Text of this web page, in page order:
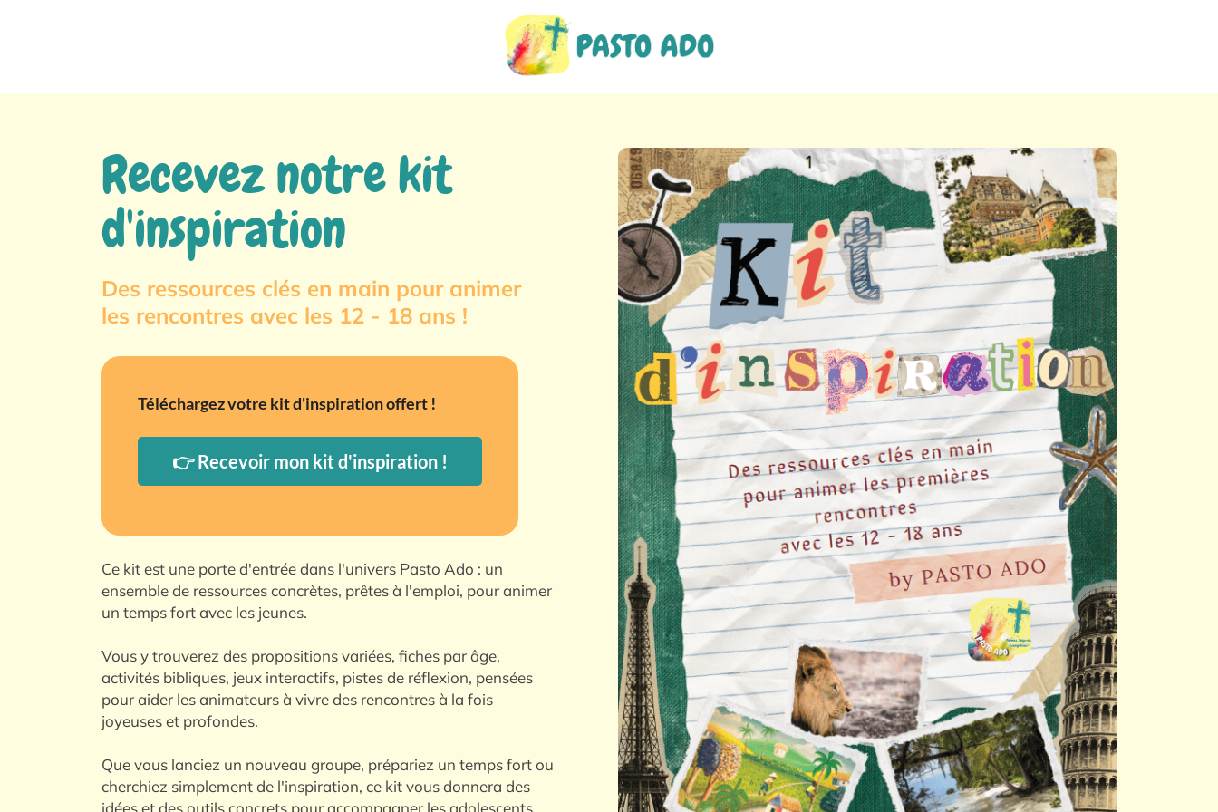
Recevez notre kit
d'inspiration
Des ressources clés en main pour animer
les rencontres avec les 12 - 18 ans !
Téléchargez votre kit d'inspiration offert !
👉 Recevoir mon kit d'inspiration !
Ce kit est une porte d'entrée dans l'univers Pasto Ado : un
ensemble de ressources concrètes, prêtes à l'emploi, pour animer
un temps fort avec les jeunes.
Vous y trouverez des propositions variées, fiches par âge,
activités bibliques, jeux interactifs, pistes de réflexion, pensées
pour aider les animateurs à vivre des rencontres à la fois
joyeuses et profondes.
Que vous lanciez un nouveau groupe, prépariez un temps fort ou
cherchiez simplement de l'inspiration, ce kit vous donnera des
idées et des outils concrets pour accompagner les adolescents